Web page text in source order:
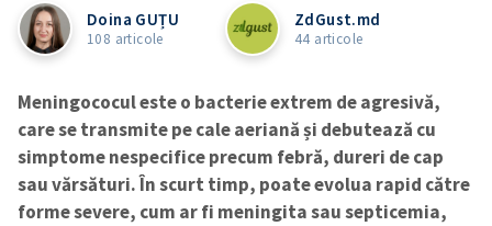
Doina GUȚU
108 articole
ZdGust.md
44 articole
Meningococul este o bacterie extrem de agresivă,
care se transmite pe cale aeriană și debutează cu
simptome nespecifice precum febră, dureri de cap
sau vărsături. În scurt timp, poate evolua rapid către
forme severe, cum ar fi meningita sau septicemia,